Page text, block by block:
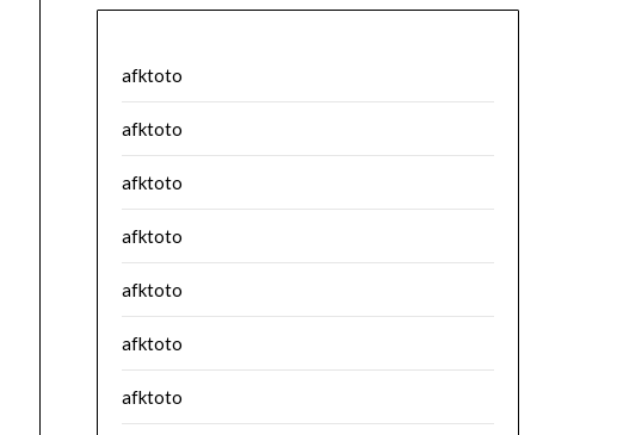
afktoto
afktoto
afktoto
afktoto
afktoto
afktoto
afktoto